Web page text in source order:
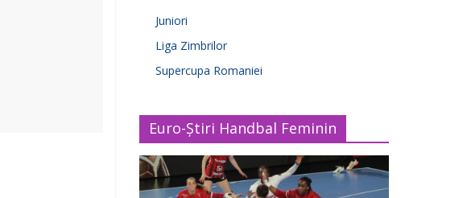
Juniori
Liga Zimbrilor
Supercupa Romaniei
Euro-Știri Handbal Feminin